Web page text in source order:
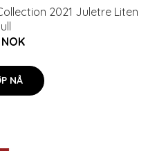
2021 Juletre Liten
NÅ